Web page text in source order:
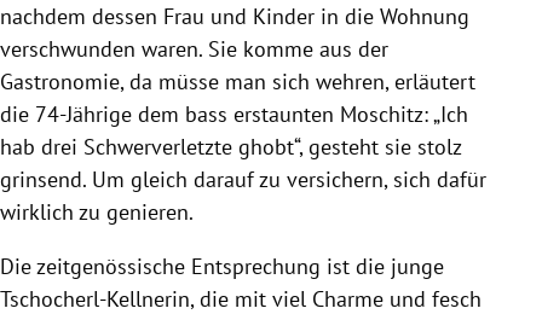
nachdem dessen Frau und Kinder in die Wohnung
verschwunden waren. Sie komme aus der
Gastronomie, da müsse man sich wehren, erläutert
die 74-Jährige dem bass erstaunten Moschitz: „Ich
hab drei Schwerverletzte ghobt“, gesteht sie stolz
grinsend. Um gleich darauf zu versichern, sich dafür
wirklich zu genieren.
Die zeitgenössische Entsprechung ist die junge
Tschocherl-Kellnerin, die mit viel Charme und fesch